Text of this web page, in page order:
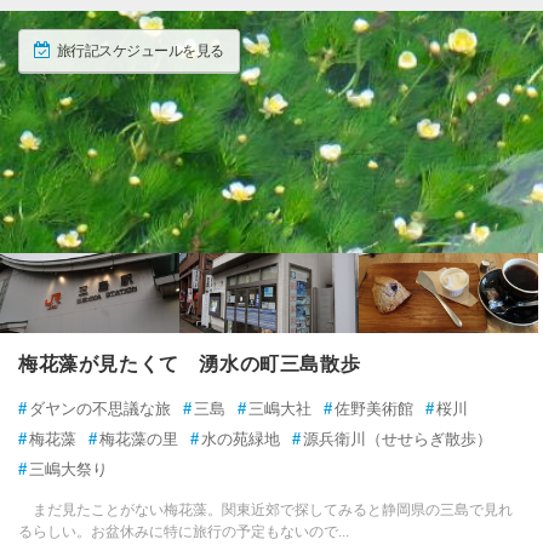
浜松
舘山寺温泉
弁天島温泉
浜名湖
浜北・引佐
旅行記スケジュールを見る
梅花藻が見たくて 湧水の町三島散歩
# ダヤンの不思議な旅 # 三島 # 三嶋大社 #佐野美術館 #桜川
#梅花藻 #梅花藻の里 # 水の苑緑地 #源兵衛川（せせらぎ散歩）
# 三嶋大祭り
まだ見たことがない梅花藻。関東近郊で探してみると静岡県の三島で見れ
るらしい。お盆休みに特に旅行の予定もないので...